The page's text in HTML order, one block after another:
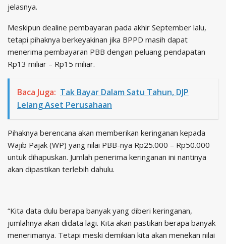
jelasnya.
Meskipun dealine pembayaran pada akhir September lalu,
tetapi pihaknya berkeyakinan jika BPPD masih dapat
menerima pembayaran PBB dengan peluang pendapatan
Rp13 miliar – Rp15 miliar.
Baca Juga: Tak Bayar Dalam Satu Tahun, DJP
Lelang Aset Perusahaan
Pihaknya berencana akan memberikan keringanan kepada
Wajib Pajak (WP) yang nilai PBB-nya Rp25.000 – Rp50.000
untuk dihapuskan. Jumlah penerima keringanan ini nantinya
akan dipastikan terlebih dahulu.
“Kita data dulu berapa banyak yang diberi keringanan,
jumlahnya akan didata lagi. Kita akan pastikan berapa banyak
menerimanya. Tetapi meski demikian kita akan menekan nilai